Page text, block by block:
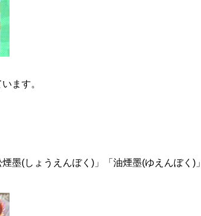
ます。
墨(しょうえんぼく)」「油煙墨(ゆえんぼく)」